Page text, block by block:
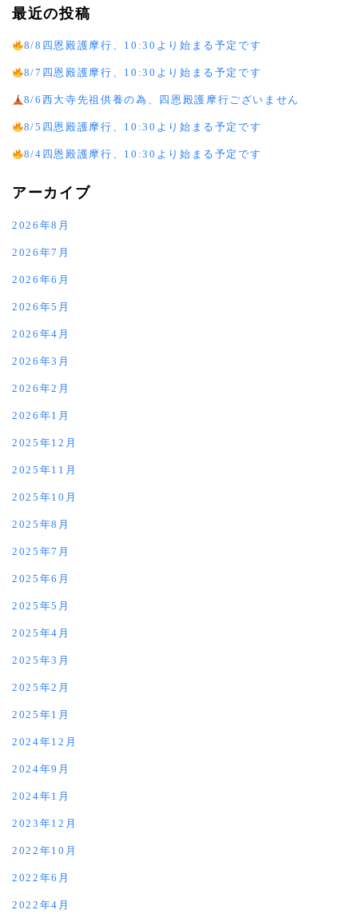
最近の投稿
8/8四恩殿護摩行、10:30より始まる予定です
8/7四恩殿護摩行、10:30より始まる予定です
8/6西大寺先祖供養の為、四恩殿護摩行ございません
8/5四恩殿護摩行、10:30より始まる予定です
8/4四恩殿護摩行、10:30より始まる予定です
アーカイブ
2026年8月
2026年7月
2026年6月
2026年5月
2026年4月
2026年3月
2026年2月
2026年1月
2025年12月
2025年11月
2025年10月
2025年8月
2025年7月
2025年6月
2025年5月
2025年4月
2025年3月
2025年2月
2025年1月
2024年12月
2024年9月
2024年1月
2023年12月
2022年10月
2022年6月
2022年4月